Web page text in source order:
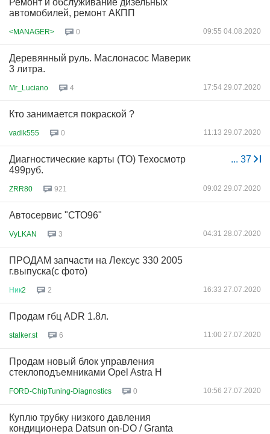
Ремонт и обслуживание дизельных
автомобилей, ремонт АКПП
<MANAGER> 0 09:55 04.08.2020
Деревянный руль. Маслонасос Маверик
3 литра.
Mr_Luciano 4 17:54 29.07.2020
Кто занимается покраской ?
vadik555 0 11:13 29.07.2020
... 37
Диагностические карты (ТО) Техосмотр
499руб.
ZRR80 921 09:02 29.07.2020
Автосервис "СТО96"
VyLKAN 3 04:31 28.07.2020
ПРОДАМ запчасти на Лексус 330 2005
г.выпуска(с фото)
Ник2 2 16:33 27.07.2020
Продам гбц ADR 1.8л.
stalker.st 6 11:00 27.07.2020
Продам новый блок управления
стеклоподъемниками Opel Astra H
FORD-ChipTuning-Diagnostics 0 10:56 27.07.2020
Куплю трубку низкого давления
кондиционера Datsun on-DO / Granta